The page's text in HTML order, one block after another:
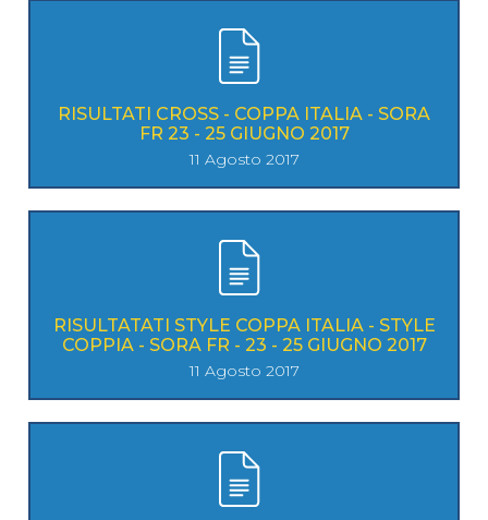
RISULTATI CROSS - COPPA ITALIA - SORA
FR 23 - 25 GIUGNO 2017
11 Agosto 2017
RISULTATATI STYLE COPPA ITALIA - STYLE
COPPIA - SORA FR - 23 - 25 GIUGNO 2017
11 Agosto 2017